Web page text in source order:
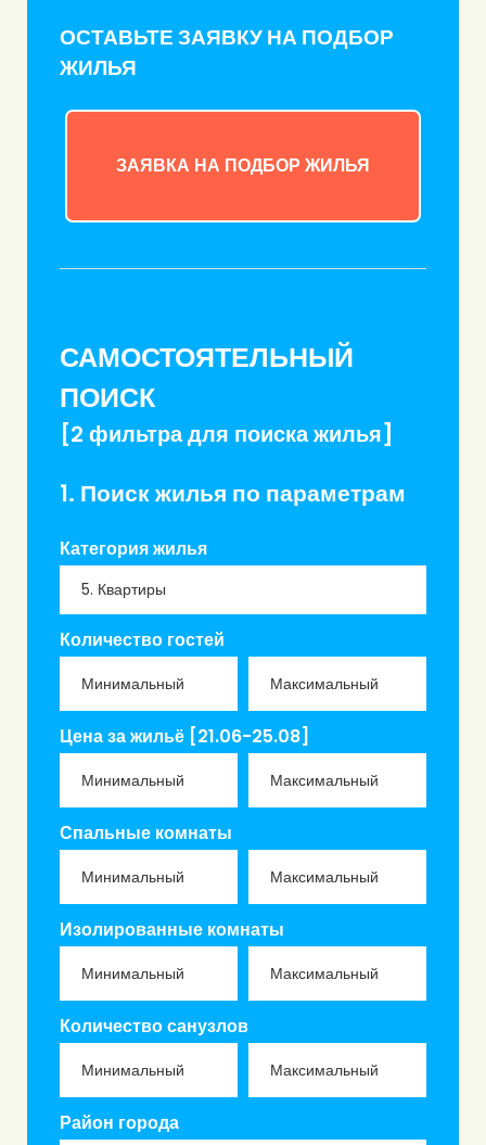
ОСТАВЬТЕ ЗАЯВКУ НА ПОДБОР
ЖИЛЬЯ
ЗАЯВКА НА ПОДБОР ЖИЛЬЯ
САМОСТОЯТЕЛЬНЫЙ
ПОИСК
[2 фильтра для поиска жилья]
1. Поиск жилья по параметрам
Категория жилья
Количество гостей
Цена за жильё [21.06-25.08]
Спальные комнаты
Изолированные комнаты
Количество санузлов
Район города